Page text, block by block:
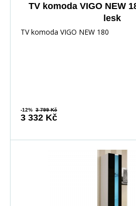
TV komoda VIGO NEW
lesk
TV komoda VIGO NEW 180
-12% 3 799 Kč
3 332 Kč